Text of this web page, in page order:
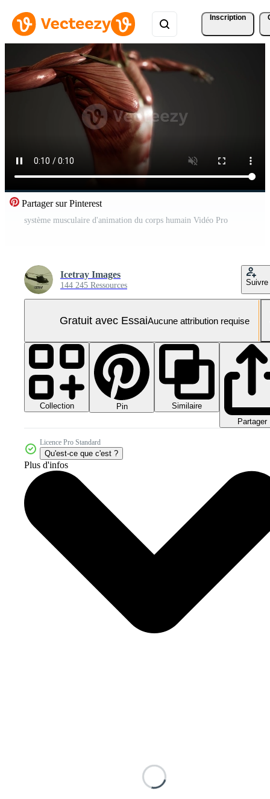
Inscription
Partager sur Pinterest
système musculaire d'animation du corps humain Vidéo Pro
Icetray Images
144 245 Ressources Suivre
Gratuit avec EssaiAucune attribution requise
Collection Pin
Similaire
Partager
Licence Pro Standard
Qu'est-ce que c'est ?
Plus d'infos